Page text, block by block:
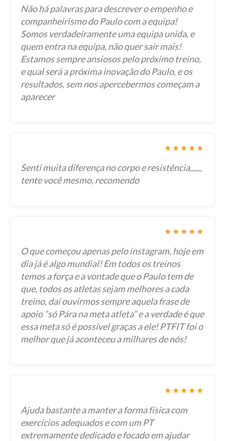
Não há palavras para descrever o empenho e
companheirismo do Paulo com a equipa!
Somos verdadeiramente uma equipa unida, e
quem entra na equipa, não quer sair mais!
Estamos sempre ansiosos pelo próximo treino,
e qual será a próxima inovação do Paulo, e os
resultados, sem nos apercebermos começam a
aparecer
★★★★★
Senti muita diferença no corpo e resistência,,,,,,
tente você mesmo, recomendo
★★★★★
O que começou apenas pelo instagram, hoje em
dia já é algo mundial! Em todos os treinos
temos a força e a vontade que o Paulo tem de
que, todos os atletas sejam melhores a cada
treino, daí ouvirmos sempre aquela frase de
apoio “só Pára na meta atleta” e a verdade é que
essa meta só é possível graças a ele! PTFIT foi o
melhor que já aconteceu a milhares de nós!
★★★★★
Ajuda bastante a manter a forma física com
exercícios adequados e com um PT
extremamente dedicado e focado em ajudar